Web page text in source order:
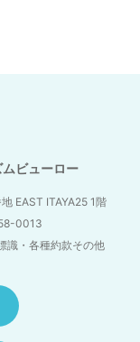
ビューロー
EAST ITAYA25 1階
0013
識・各種約款その他